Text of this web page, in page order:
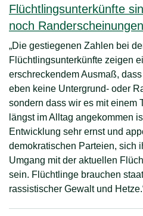
Flüchtlingsunterkünfte
noch Randerscheinungen
„Die gestiegenen Zahlen bei
Flüchtlingsunterkünfte zeigen
erschreckendem Ausmaß,
eben keine Untergrund- oder
sondern dass wir es mit einem
längst im Alltag angekommen
Entwicklung sehr ernst und
demokratischen Parteien, sich
Umgang mit der aktuellen
sein. Flüchtlinge brauchen
rassistischer Gewalt und